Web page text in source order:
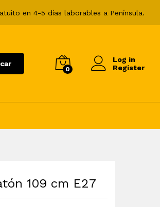
en 4-5 días laborables a Península.
0
Log in
Register
109 cm E27
€ Añadir al carrito